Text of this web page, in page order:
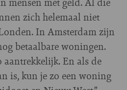
zich helemaal niet
In Amsterdam zijn
betaalbare woningen.
aantrekkelijk. En als de
is, kun je zo een woning